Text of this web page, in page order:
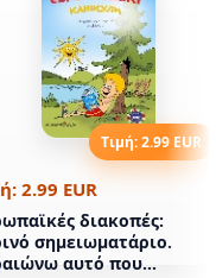
Τιμή: 2.99 EUR
2.99 EUR
διακοπές:
σημειωματάριο.
αυτό που